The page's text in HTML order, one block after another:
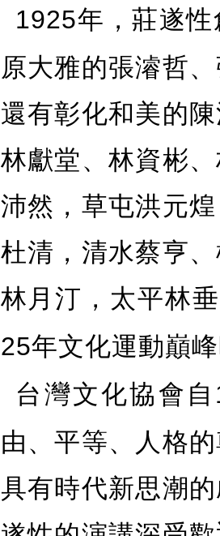
1925年，莊遂
原大雅的張濬哲
還有彰化和美的
林獻堂、林資彬
沛然，草屯洪元
杜清，清水蔡亨
林月汀，太平林
25年文化運動巔
台灣文化協會自
由、平等、人格
具有時代新思潮